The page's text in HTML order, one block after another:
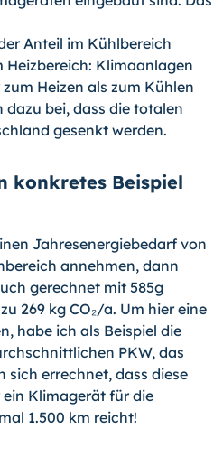
Anteil im Kühlbereich
Heizbereich: Klimaanlagen
Heizen als zum Kühlen
bei, dass die totalen
gesenkt werden.
konkretes Beispiel
Jahresenergiebedarf von
annehmen, dann
gerechnet mit 585g
269 kg CO₂/a. Um hier eine
habe ich als Beispiel die
PKW, das
sich errechnet, dass diese
ein Klimagerät für die
1.500 km reicht!